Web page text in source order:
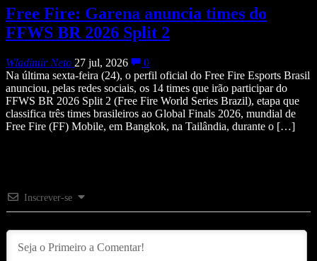
Free Fire: Garena anuncia times do
FFWS BR 2026 Split 2
Wladimir Neto 27 jul, 2026
0
Na última sexta-feira (24), o perfil oficial do Free Fire Esports Brasil
anunciou, pelas redes sociais, os 14 times que irão participar do
FFWS BR 2026 Split 2 (Free Fire World Series Brazil), etapa que
classifica três times brasileiros ao Global Finals 2026, mundial de
Free Fire (FF) Mobile, em Bangkok, na Tailândia, durante o […]
Inscrever-se